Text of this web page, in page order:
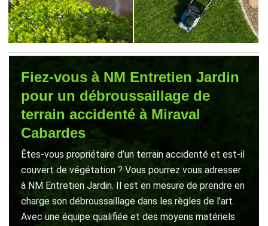
Fiez-vous à NM Entretien Jardin
pour un débroussaillage de
terrain accidenté à Miraval
Cabardes
Êtes-vous propriétaire d’un terrain accidenté et est-il
couvert de végétation ? Vous pourrez vous adresser
à NM Entretien Jardin. Il est en mesure de prendre en
charge son débroussaillage dans les règles de l’art.
Avec une équipe qualifiée et des moyens matériels